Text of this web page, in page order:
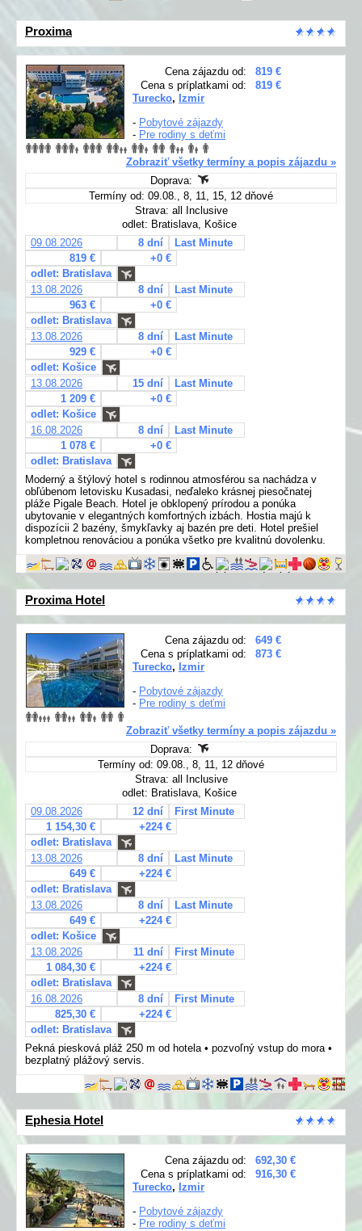
Proxima
Cena zájazdu od:
819 €
Cena s príplatkami od:
819 €
Turecko, Izmir
- Pobytové zájazdy
- Pre rodiny s deťmi
Zobraziť všetky termíny a popis zájazdu »
Doprava:
Termíny od: 09.08., 8, 11, 15, 12 dňové
Strava: all Inclusive
odlet: Bratislava, Košice
09.08.2026
8 dní
Last Minute
819 €
+0 €
odlet: Bratislava
13.08.2026
8 dní
Last Minute
963 €
+0 €
odlet: Bratislava
13.08.2026
8 dní
Last Minute
929 €
+0 €
odlet: Košice
13.08.2026
15 dní
Last Minute
1 209 €
+0 €
odlet: Košice
16.08.2026
8 dní
Last Minute
1 078 €
+0 €
odlet: Bratislava
Moderný a štýlový hotel s rodinnou atmosférou sa nachádza v
obľúbenom letovisku Kusadasi, neďaleko krásnej piesočnatej
pláže Pigale Beach. Hotel je obklopený prírodou a ponúka
ubytovanie v elegantných komfortných izbách. Hostia majú k
dispozícii 2 bazény, šmykľavky aj bazén pre deti. Hotel prešiel
kompletnou renováciou a ponúka všetko pre kvalitnú dovolenku.
Proxima Hotel
Cena zájazdu od:
649 €
Cena s príplatkami od:
873 €
Turecko, Izmir
- Pobytové zájazdy
- Pre rodiny s deťmi
Zobraziť všetky termíny a popis zájazdu »
Doprava:
Termíny od: 09.08., 8, 11, 12 dňové
Strava: all Inclusive
odlet: Bratislava, Košice
09.08.2026
12 dní
First Minute
1 154,30 €
+224 €
odlet: Bratislava
13.08.2026
8 dní
Last Minute
649 €
+224 €
odlet: Bratislava
13.08.2026
8 dní
Last Minute
649 €
+224 €
odlet: Košice
13.08.2026
11 dní
First Minute
1 084,30 €
+224 €
odlet: Bratislava
16.08.2026
8 dní
First Minute
825,30 €
+224 €
odlet: Bratislava
Pekná piesková pláž 250 m od hotela • pozvoľný vstup do mora •
bezplatný plážový servis.
Ephesia Hotel
Cena zájazdu od:
692,30 €
Cena s príplatkami od:
916,30 €
Turecko, Izmir
- Pobytové zájazdy
- Pre rodiny s deťmi